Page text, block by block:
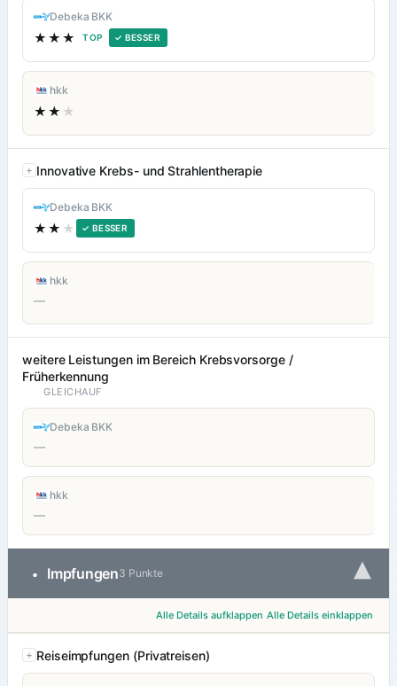
Debeka BKK
★★★ TOP ✓ BESSER
hkk
★★ ★
Innovative Krebs- und Strahlentherapie
Debeka BKK
★★ ★ ✓ BESSER
hkk
—
weitere Leistungen im Bereich Krebsvorsorge /
Früherkennung
GLEICHAUF
Debeka BKK
—
hkk
—
• Impfungen3 Punkte ▾
Alle Details aufklappen Alle Details einklappen
Reiseimpfungen (Privatreisen)